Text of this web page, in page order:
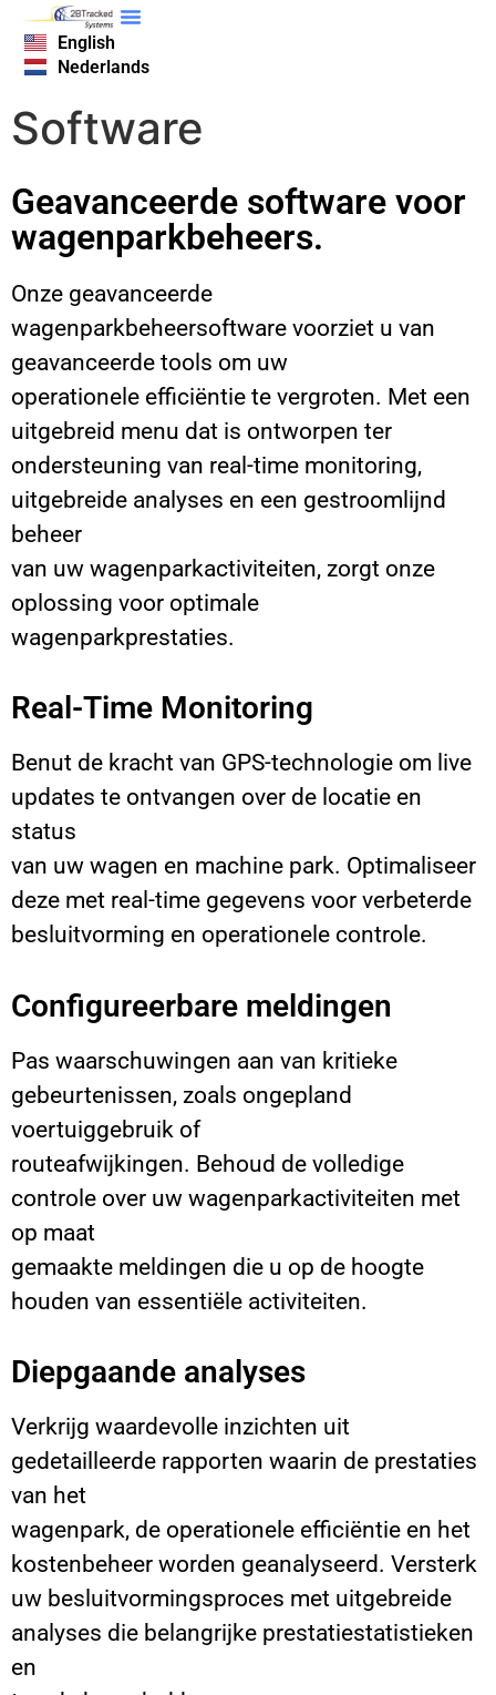
English
Nederlands
Software
Geavanceerde software voor
wagenparkbeheers.
Onze geavanceerde
wagenparkbeheersoftware voorziet u van
geavanceerde tools om uw
operationele efficiëntie te vergroten. Met een
uitgebreid menu dat is ontworpen ter
ondersteuning van real-time monitoring,
uitgebreide analyses en een gestroomlijnd
beheer
van uw wagenparkactiviteiten, zorgt onze
oplossing voor optimale
wagenparkprestaties.
Real-Time Monitoring
Benut de kracht van GPS-technologie om live
updates te ontvangen over de locatie en
status
van uw wagen en machine park. Optimaliseer
deze met real-time gegevens voor verbeterde
besluitvorming en operationele controle.
Configureerbare meldingen
Pas waarschuwingen aan van kritieke
gebeurtenissen, zoals ongepland
voertuiggebruik of
routeafwijkingen. Behoud de volledige
controle over uw wagenparkactiviteiten met
op maat
gemaakte meldingen die u op de hoogte
houden van essentiële activiteiten.
Diepgaande analyses
Verkrijg waardevolle inzichten uit
gedetailleerde rapporten waarin de prestaties
van het
wagenpark, de operationele efficiëntie en het
kostenbeheer worden geanalyseerd. Versterk
uw besluitvormingsproces met uitgebreide
analyses die belangrijke prestatiestatistieken
en